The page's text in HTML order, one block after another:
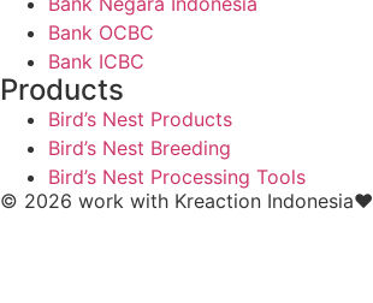
Bank OCBC
Bank ICBC
Products
Bird’s Nest Products
Bird’s Nest Breeding
Bird’s Nest Processing Tools
© 2026 work with Kreaction Indonesia❤️